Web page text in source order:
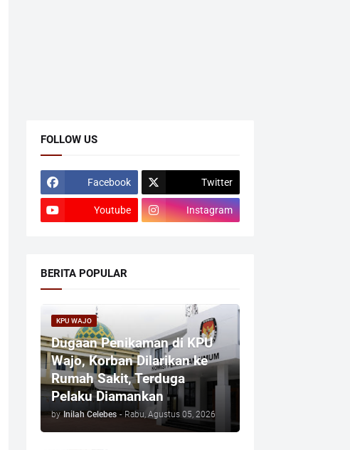
FOLLOW US
Facebook Twitter
Youtube Instagram
BERITA POPULAR
KPU WAJO
Dugaan Penikaman di KPU
Wajo, Korban Dilarikan ke
Rumah Sakit, Terduga
Pelaku Diamankan
by Inilah Celebes - Rabu, Agustus 05, 2026